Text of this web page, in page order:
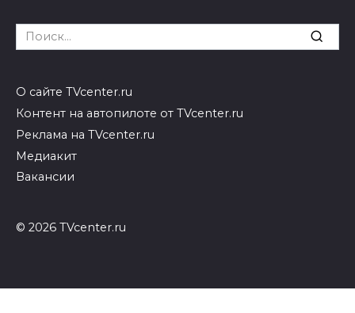
Search
for:
О сайте TVcenter.ru
Контент на автопилоте от TVcenter.ru
Реклама на TVcenter.ru
Медиакит
Вакансии
© 2026 TVcenter.ru